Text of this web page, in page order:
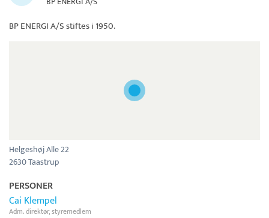
BP ENERGI A/Sstiftes i 1950.
Helgeshøj Alle 22
2630 Taastrup
PERSONER
Cai Klempel
Adm. direktør, styremedlem